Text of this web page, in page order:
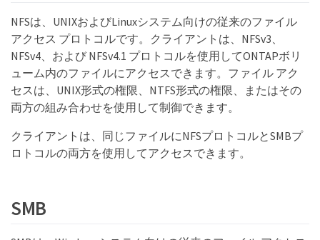
NFSは、UNIXおよびLinuxシステム向けの従来のファイル
アクセス プロトコルです。クライアントは、NFSv3、
NFSv4、および NFSv4.1 プロトコルを使用してONTAPボリ
ューム内のファイルにアクセスできます。ファイル アク
セスは、UNIX形式の権限、NTFS形式の権限、またはその
両方の組み合わせを使用して制御できます。
クライアントは、同じファイルにNFSプロトコルとSMBプ
ロトコルの両方を使用してアクセスできます。
SMB